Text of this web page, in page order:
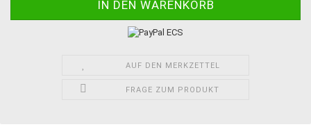
AUF DEN MERKZETTEL
FRAGE ZUM PRODUKT